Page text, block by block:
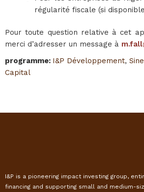
régularité fiscale (si
Pour toute question relative à cet
merci d’adresser un message à
programme: I&P Développement,
Capital
I&P is a pioneering impact investing group,
financing and supporting small and medium-